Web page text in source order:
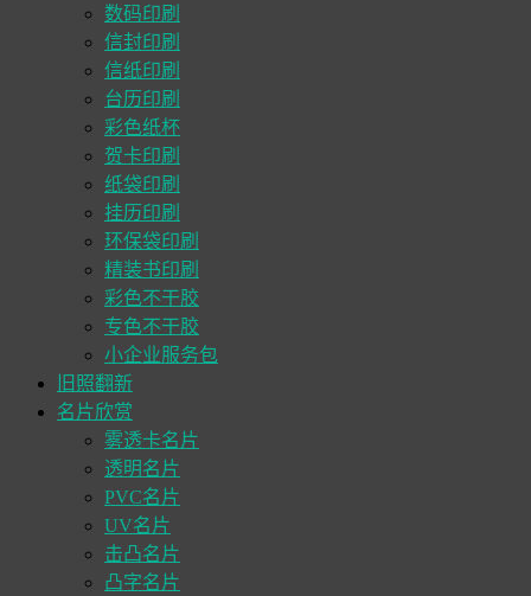
数码印刷
信封印刷
信纸印刷
台历印刷
彩色纸杯
贺卡印刷
纸袋印刷
挂历印刷
环保袋印刷
精装书印刷
彩色不干胶
专色不干胶
小企业服务包
旧照翻新
名片欣赏
雾透卡名片
透明名片
PVC名片
UV名片
击凸名片
凸字名片